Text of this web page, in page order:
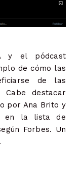
y el pódcast
de cómo las
de las
Cabe destacar
por Ana Brito y
en la lista de
Forbes. Un